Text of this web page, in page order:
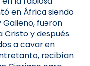
en África siendo
fueron
Cristo y después
a cavar en
recibían